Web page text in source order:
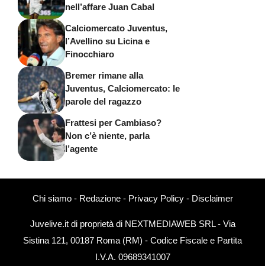
nell’affare Juan Cabal
Calciomercato Juventus,
l’Avellino su Licina e
Finocchiaro
Bremer rimane alla
Juventus, Calciomercato: le
parole del ragazzo
Frattesi per Cambiaso?
Non c’è niente, parla
l’agente
Chi siamo- Redazione- Privacy Policy- Disclaimer
Juvelive.it di proprietà di NEXTMEDIAWEB SRL - Via
Sistina 121, 00187 Roma (RM) - Codice Fiscale e Partita
I.V.A. 09689341007